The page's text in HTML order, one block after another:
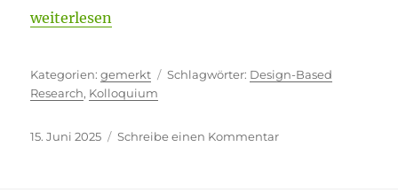
„Rückzugsort zum Mit- und Nachdenken“
weiterlesen
Kategorien
gemerkt Schlagwörter
Design-Based
Research, Kolloquium
Veröffentlicht
15. Juni 2025 Schreibe einen Kommentarzu